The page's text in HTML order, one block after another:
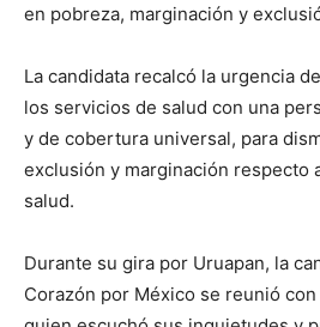
en pobreza, marginación y
La candidata recalcó la urgencia
los servicios de salud con una
y de cobertura universal, para
exclusión y marginación respecto
salud.
Durante su gira por Uruapan, la
Corazón por México se reunió